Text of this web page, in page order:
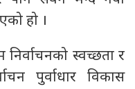
हो ।
निर्वाचनको स्वच्छता र
पुर्वाधार विकास